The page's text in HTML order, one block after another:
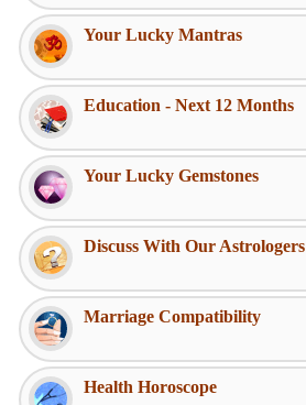
Your Lucky Mantras
Education - Next 12 Months
Your Lucky Gemstones
Discuss With Our Astrologers
Marriage Compatibility
Health Horoscope